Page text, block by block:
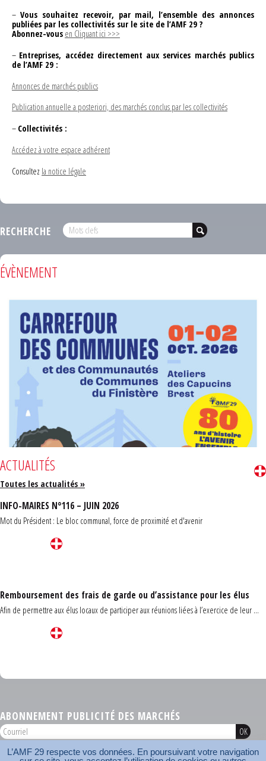
– Vous souhaitez recevoir, par mail, l’ensemble des annonces
publiées par les collectivités sur le site de l’AMF 29 ?
Abonnez-vous en Cliquant ici >>>
– Entreprises, accédez directement aux services marchés publics
de l’AMF 29 :
Annonces de marchés publics
Publication annuelle a posteriori, des marchés conclus par les collectivités
– Collectivités :
Accédez à votre espace adhérent
Consultez la notice légale
RECHERCHE
ÉVÈNEMENT
ACTUALITÉS
Toutes les actualités »
INFO-MAIRES N°116 – JUIN 2026
Mot du Président : Le bloc communal, force de proximité et d'avenir
Remboursement des frais de garde ou d’assistance pour les élus
Afin de permettre aux élus locaux de participer aux réunions liées à l’exercice de leur ...
ABONNEMENT PUBLICITÉ DES MARCHÉS
AMF 29 © 2026
L’AMF 29 respecte vos données. En poursuivant votre navigation